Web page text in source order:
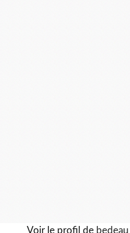
Voir le profil de bedeau